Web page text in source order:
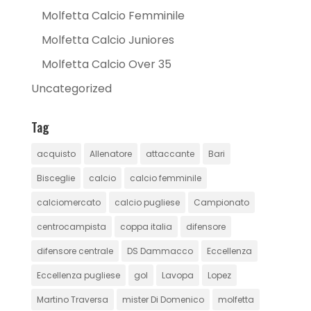
Molfetta Calcio Femminile
Molfetta Calcio Juniores
Molfetta Calcio Over 35
Uncategorized
Tag
acquisto Allenatore attaccante Bari
Bisceglie calcio calcio femminile
calciomercato calcio pugliese Campionato
centrocampista coppa italia difensore
difensore centrale DS Dammacco Eccellenza
Eccellenza pugliese gol Lavopa Lopez
Martino Traversa mister Di Domenico molfetta